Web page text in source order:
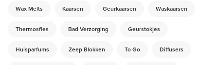
Wax Melts Kaarsen Geurkaarsen Waskaarsen
Thermosfles Bad Verzorging Geurstokjes
Huisparfums Zeep Blokken To Go Diffusers